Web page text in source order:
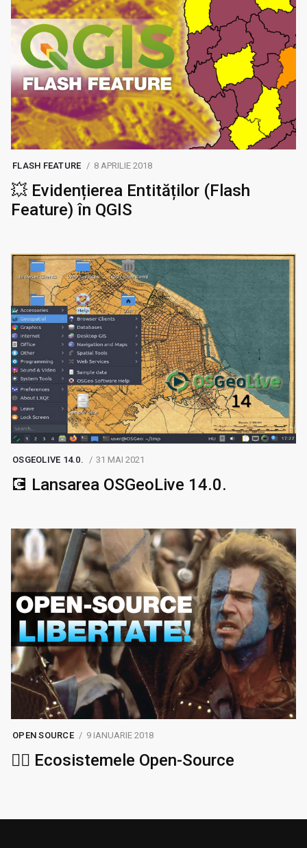
FLASH FEATURE 8 APRILIE 2018
💥 Evidențierea Entităților (Flash
Feature) în QGIS
OSGEOLIVE 14.0. 31 MAI 2021
💽 Lansarea OSGeoLive 14.0.
OPEN SOURCE 9 IANUARIE 2018
🏴‍☠️ Ecosistemele Open-Source